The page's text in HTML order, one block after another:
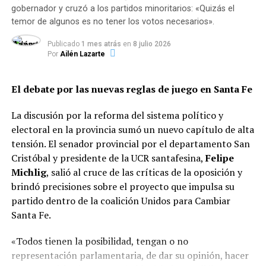
paguen Ganancias los trabajadores que ganan más de
$150.000 por mes
Reelección y límites a mandatos:Se debate la
posibilidad de habilitar un segundo mandato
consecutivo para la fórmula de Gobernador y
reelecciones indefinidas para legisladores,
intendentes y concejales.
Modernización del sistema judicial y de
seguridad:Adecuar las garantías
constitucionales al nuevo Código Procesal Penal,
fortaleciendo el rol del Ministerio Público de la
Acusación (MPA) y otorgando rango
constitucional a herramientas clave de seguridad
Eliminación de privilegios y fueros:Reformas
gobernador y cruzó a los partidos minoritarios: «Quizás el
temor de algunos es no tener los votos necesarios».
Publicado 1 mes atrás en 8 julio 2026
Por Ailén Lazarte
El debate por las nuevas reglas de juego en Santa Fe
La discusión por la reforma del sistema político y
electoral en la provincia sumó un nuevo capítulo de alta
tensión. El senador provincial por el departamento San
Cristóbal y presidente de la UCR santafesina,Felipe
Michlig, salió al cruce de las críticas de la oposición y
brindó precisiones sobre el proyecto que impulsa su
partido dentro de la coalición Unidos para Cambiar
Santa Fe.
«Todos tienen la posibilidad, tengan o no
representación parlamentaria, de dar su opinión, hacer